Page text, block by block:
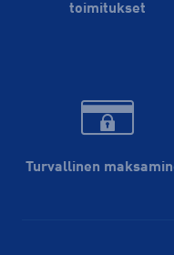
toimitukset
Turvallinen